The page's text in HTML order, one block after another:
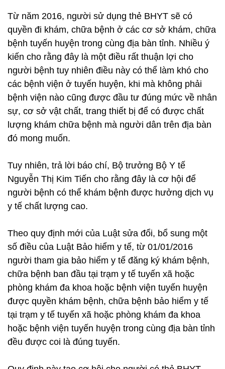
Từ năm 2016, người sử dụng thẻ BHYT sẽ có
quyền đi khám, chữa bệnh ở các cơ sở khám, chữa
bệnh tuyến huyện trong cùng địa bàn tỉnh. Nhiều ý
kiến cho rằng đây là một điều rất thuận lợi cho
người bệnh tuy nhiên điều này có thể làm khó cho
các bệnh viện ở tuyến huyện, khi mà không phải
bệnh viện nào cũng được đầu tư đúng mức về nhân
sự, cơ sở vật chất, trang thiết bị để có được chất
lượng khám chữa bệnh mà người dân trên địa bàn
đó mong muốn.
Tuy nhiên, trả lời báo chí, Bộ trưởng Bộ Y tế
Nguyễn Thị Kim Tiến cho rằng đây là cơ hội để
người bệnh có thể khám bệnh được hưởng dịch vụ
y tế chất lượng cao.
Theo quy định mới của Luật sửa đổi, bổ sung một
số điều của Luật Bảo hiểm y tế, từ 01/01/2016
người tham gia bảo hiểm y tế đăng ký khám bệnh,
chữa bệnh ban đầu tại trạm y tế tuyến xã hoặc
phòng khám đa khoa hoặc bệnh viện tuyến huyện
được quyền khám bệnh, chữa bệnh bảo hiểm y tế
tại trạm y tế tuyến xã hoặc phòng khám đa khoa
hoặc bệnh viện tuyến huyện trong cùng địa bàn tỉnh
đều được coi là đúng tuyến.